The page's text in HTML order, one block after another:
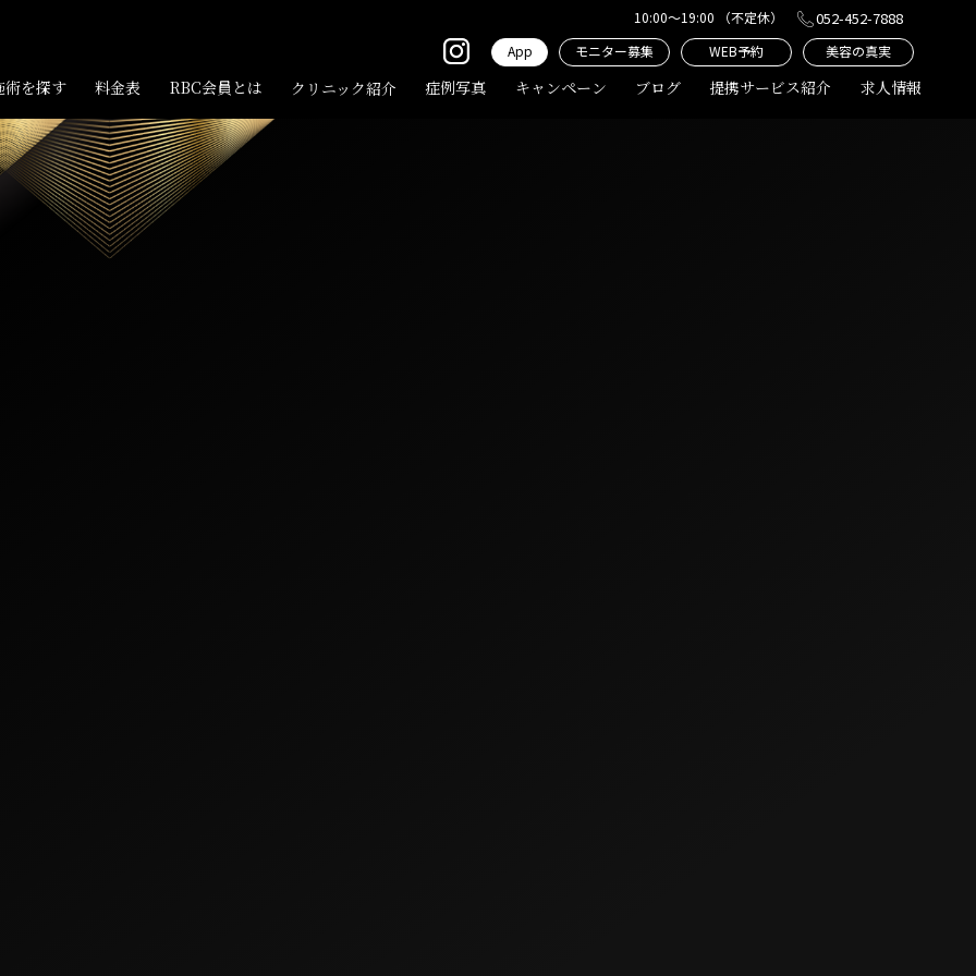
10:00〜19:00 （不定休） 052-452-7888
App モニター募集 WEB予約 美容の真実
術を探す 料⾦表 RBC会員とは クリニック紹介 症例写真 キャンペーン ブログ 提携サービス紹介 求人情報